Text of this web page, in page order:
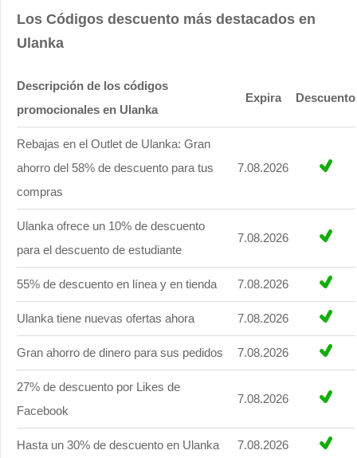
Los Códigos descuento más destacados en
Ulanka
Descripción de los códigos
promocionales en Ulanka
Expira Descuento
Rebajas en el Outlet de Ulanka: Gran
ahorro del 58% de descuento para tus
compras
7.08.2026
Ulanka ofrece un 10% de descuento
para el descuento de estudiante
7.08.2026
55% de descuento en línea y en tienda 7.08.2026
Ulanka tiene nuevas ofertas ahora 7.08.2026
Gran ahorro de dinero para sus pedidos 7.08.2026
27% de descuento por Likes de
Facebook
7.08.2026
Hasta un 30% de descuento en Ulanka 7.08.2026